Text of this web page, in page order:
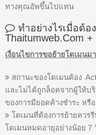
ทางคุณอัพขึ้นไปแทน
ทำอย่างไรเมื่อต้อ
Thaitumweb.com +
เงื่อนไขการขอย้ายโดเมน
สถานะของโดเมนต้อง
และไม่ได้ถูกล็อคจากผู้ให้บ
ของการมียอดค้างชำระ หรื
โดเมนที่ต้องการย้ายควร
โดเมนหมดอายุอย่างน้อย 7